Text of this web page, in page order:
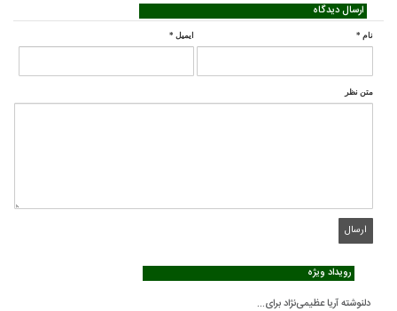
ارسال دیدگاه
نام * ایمیل *
متن نظر
رویداد ویژه
دلنوشته آریا عظیمی‌نژاد برای...